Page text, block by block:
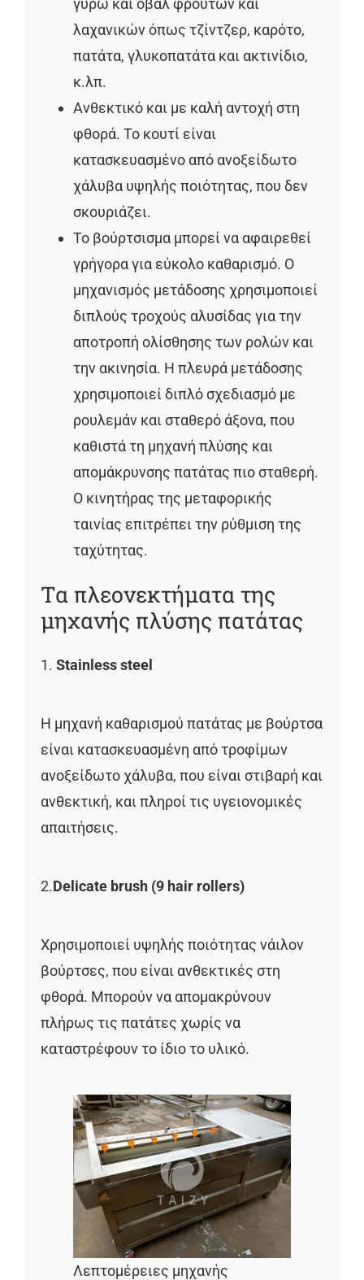
γύρω και οβάλ φρούτων και
λαχανικών όπως τζίντζερ, καρότο,
πατάτα, γλυκοπατάτα και ακτινίδιο,
κ.λπ.
Ανθεκτικό και με καλή αντοχή στη
φθορά. Το κουτί είναι
κατασκευασμένο από ανοξείδωτο
χάλυβα υψηλής ποιότητας, που δεν
σκουριάζει.
Το βούρτσισμα μπορεί να αφαιρεθεί
γρήγορα για εύκολο καθαρισμό. Ο
μηχανισμός μετάδοσης χρησιμοποιεί
διπλούς τροχούς αλυσίδας για την
αποτροπή ολίσθησης των ρολών και
την ακινησία. Η πλευρά μετάδοσης
χρησιμοποιεί διπλό σχεδιασμό με
ρουλεμάν και σταθερό άξονα, που
καθιστά τη μηχανή πλύσης και
απομάκρυνσης πατάτας πιο σταθερή.
Ο κινητήρας της μεταφορικής
ταινίας επιτρέπει την ρύθμιση της
ταχύτητας.
Τα πλεονεκτήματα της
μηχανής πλύσης πατάτας
1. Stainless steel
Η μηχανή καθαρισμού πατάτας με βούρτσα
είναι κατασκευασμένη από τροφίμων
ανοξείδωτο χάλυβα, που είναι στιβαρή και
ανθεκτική, και πληροί τις υγειονομικές
απαιτήσεις.
2.Delicate brush (9 hair rollers)
Χρησιμοποιεί υψηλής ποιότητας νάιλον
βούρτσες, που είναι ανθεκτικές στη
φθορά. Μπορούν να απομακρύνουν
πλήρως τις πατάτες χωρίς να
καταστρέφουν το ίδιο το υλικό.
Λεπτομέρειες μηχανής